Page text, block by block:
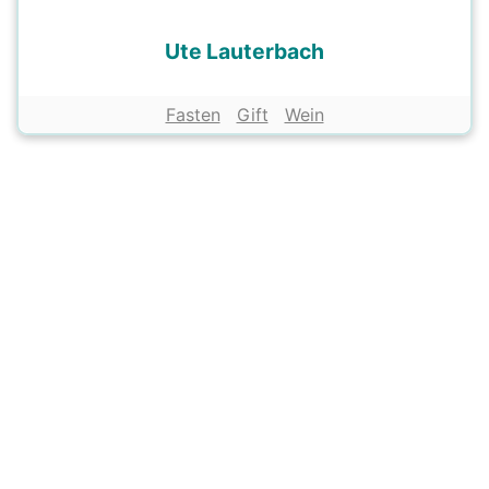
Ute Lauterbach
Fasten Gift Wein